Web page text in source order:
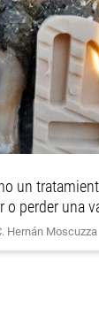
un
o perder una
Hernán Moscuzza